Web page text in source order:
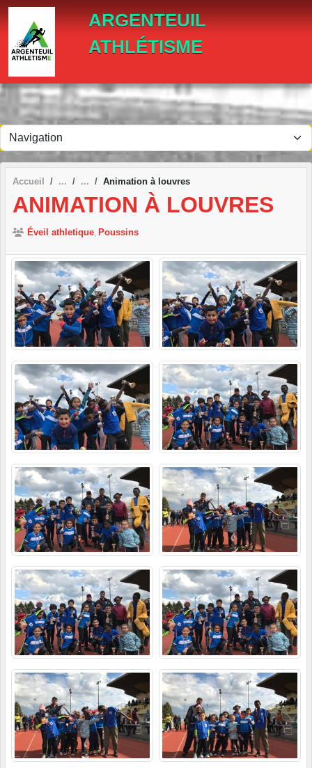
ARGENTEUIL
ATHLÉTISME
Accueil Animation à louvres
ANIMATION À LOUVRES
Éveil athletique Poussins
Panneau de gestion des cookies